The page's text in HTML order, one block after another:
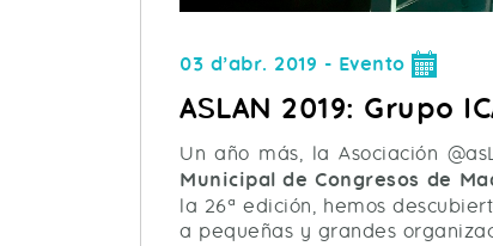
03 d’abr. 2019 - Evento
ASLAN 2019: Grupo
Un año más, la Asociación
Municipal de Congresos de
la 26ª edición, hemos
a pequeñas y grandes